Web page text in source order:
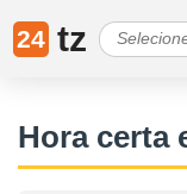
24 tz
Hora certa